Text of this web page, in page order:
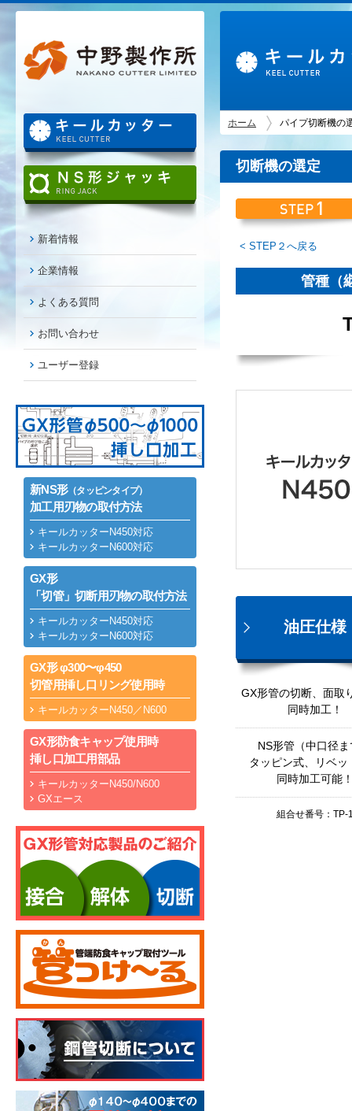
新着情報
企業情報
よくある質問
お問い合わせ
ユーザー登録
新NS形（タッピンタイプ）
加工用刃物の取付方法
キールカッターN450対応
キールカッターN600対応
GX形
「切管」切断用刃物の取付方法
キールカッターN450対応
キールカッターN600対応
GX形 φ300〜φ450
切管用挿し口リング使用時
キールカッターN450／N600
GX形防食キャップ使用時
挿し口加工用部品
キールカッターN450/N600
GXエース
ホーム パイプ切断機の
切断機の選定
< STEP２へ戻る
管種（
油圧仕様
GX形管の切断、面取
同時加工！
NS形管（中口径
タッピン式、リベッ
同時加工可能
組合せ番号：TP-